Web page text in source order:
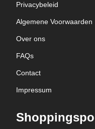
Privacybeleid
Algemene Voorwaarden
Over ons
FAQs
Contact
Impressum